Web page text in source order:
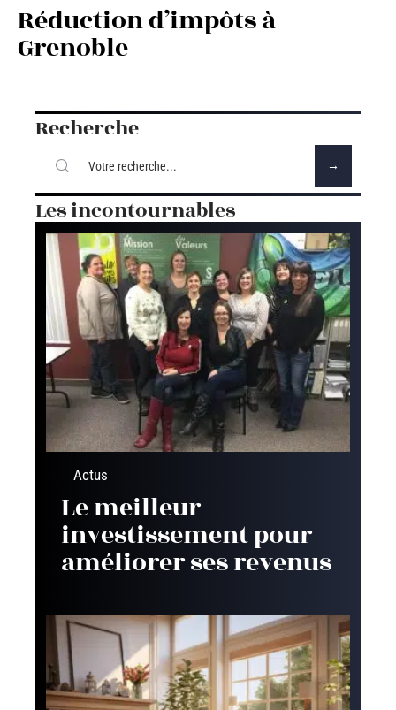
Réduction d’impôts à
Grenoble
Recherche
Les incontournables
Actus
Le meilleur
investissement pour
améliorer ses revenus